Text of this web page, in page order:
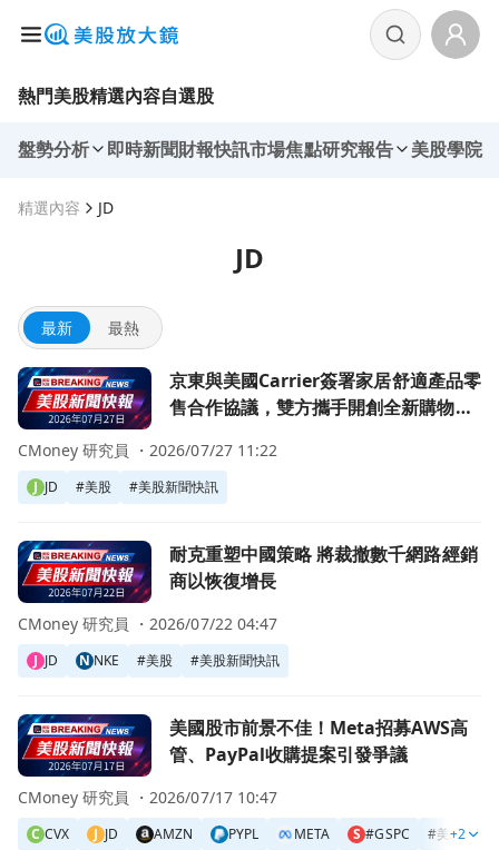
熱門美股精選內容自選股
盤勢分析 即時新聞財報快訊市場焦點研究報告 美股學院
精選內容 JD
JD
最新 最熱
前往京東與美國Carrier簽署家居舒適產品零售合作協議，雙
京東與美國Carrier簽署家居舒適產品零
售合作協議，雙方攜手開創全新購物體
J JD #美股 #美股新聞快訊
CMoney 研究員 ・2026/07/27 11:22
前往耐克重塑中國策略 將裁撤數千網路經銷商以恢復增長頁
耐克重塑中國策略 將裁撤數千網路經銷
商以恢復增長
J JD N NKE #美股 #美股新聞快訊
CMoney 研究員 ・2026/07/22 04:47
前往美國股市前景不佳！Meta招募AWS高管、PayPal收購提
美國股市前景不佳！Meta招募AWS高
管、PayPal收購提案引發爭議
C CVX J JD AMZN PYPL META S #GSPC #美股
+2
CMoney 研究員 ・2026/07/17 10:47